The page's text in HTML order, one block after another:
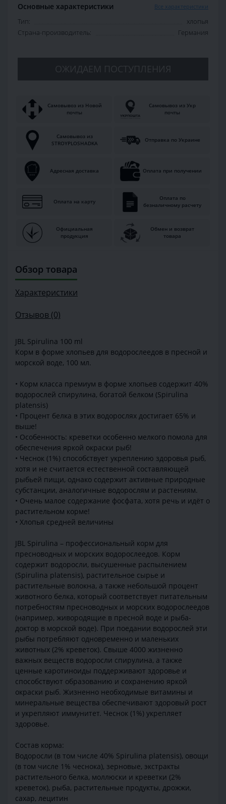
Основные характеристики Все характеристики
Тип:
хлопья
Страна-производитель:
Германия
ОЖИДАЕМ ПОСТУПЛЕНИЯ
Самовывоз из Новой
почты
Самовывоз из Укр
почты
Самовывоз из
STROYPLOSHADKA
Отправка по Украине
Адресная доставка Оплата при получении
Оплата на карту
Оплата по
безналичному расчету
Официальная
продукция
Обмен и возврат
товара
Обзор товара
Характеристики
Отзывов (0)
JBL Spirulina 100 ml
Корм в форме хлопьев для водорослеедов в пресной и
морской воде, 100 мл.
• Корм класса премиум в форме хлопьев содержит 40%
водорослей спирулина, богатой белком (Spirulina
platensis)
• Процент белка в этих водорослях достигает 65% и
выше!
• Особенность: креветки особенно мелкого помола для
обеспечения яркой окраски рыб!
• Чеснок (1%) способствует укреплению здоровья рыб,
хотя и не считается естественной составляющей
рыбьей пищи, однако содержит активные природные
субстанции, аналогичные водорослям и растениям.
• Очень малое содержание фосфата, хотя речь и идёт о
растительном корме!
• Хлопья средней величины
JBL Spirulina – профессиональный корм для
пресноводных и морских водорослеедов. Корм
содержит водоросли, высушенные распылением
(Spirulina platensis), растительное сырье и
растительные волокна, а также небольшой процент
животного белка, который соответствует питательным
потребностям пресноводных и морских водорослеедов
(например, живородящие в пресной воде и рыба-
доктор в морской воде). При поедании водорослей эти
рыбы потребляют одновременно и маленьких
животных (2% креветок). Свыше 4000 жизненно
важных веществ водоросли спирулина, а также
ценные каротиноиды поддерживают здоровье и
способствуют образованию и сохранению яркой
окраски рыб. Жизненно необходимые витамины и
минеральные вещества обеспечивают здоровый рост
и укрепляют иммунитет. Чеснок (1%) укрепляет
здоровье.
Состав корма:
Водоросли (в том числе 40% Spirulina platensis), овощи
(в том числе 1% чеснока), зерновые, экстракты
растительного белка, моллюски и креветки (2%
креветок), рыба, растительные продукты, дрожжи,
сахар, лецитин